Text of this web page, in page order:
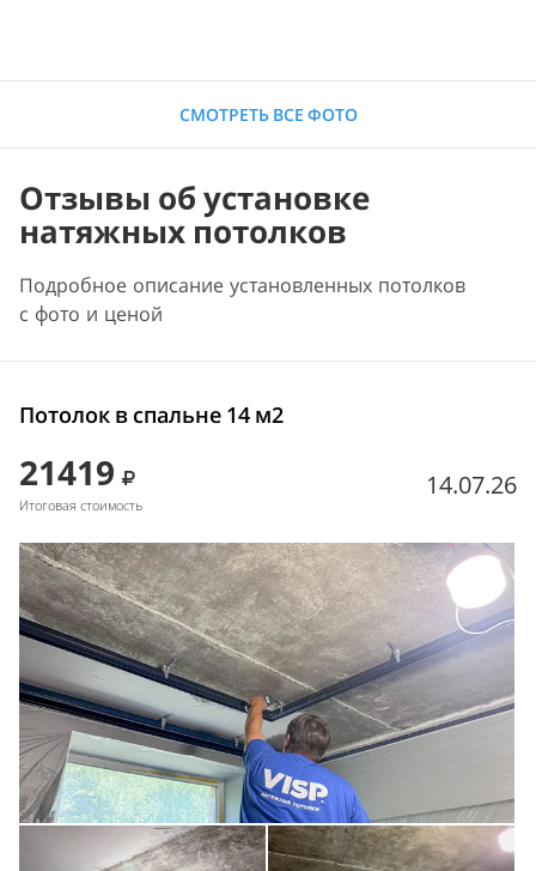
СМОТРЕТЬ ВСЕ ФОТО
Отзывы об установке
натяжных потолков
Подробное описание установленных потолков
с фото и ценой
Потолок в спальне 14 м2
21419
Итоговая стоимость
14.07.26